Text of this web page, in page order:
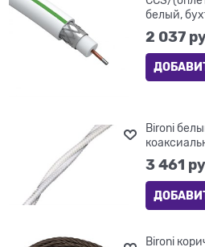
белый,
2 037
Bironi
3 461
Bironi